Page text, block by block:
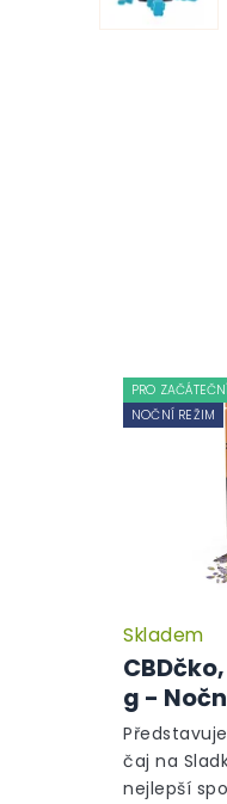
PRO
NOČNÍ REŽIM
g -
Skladem
čaj na
nejlepší